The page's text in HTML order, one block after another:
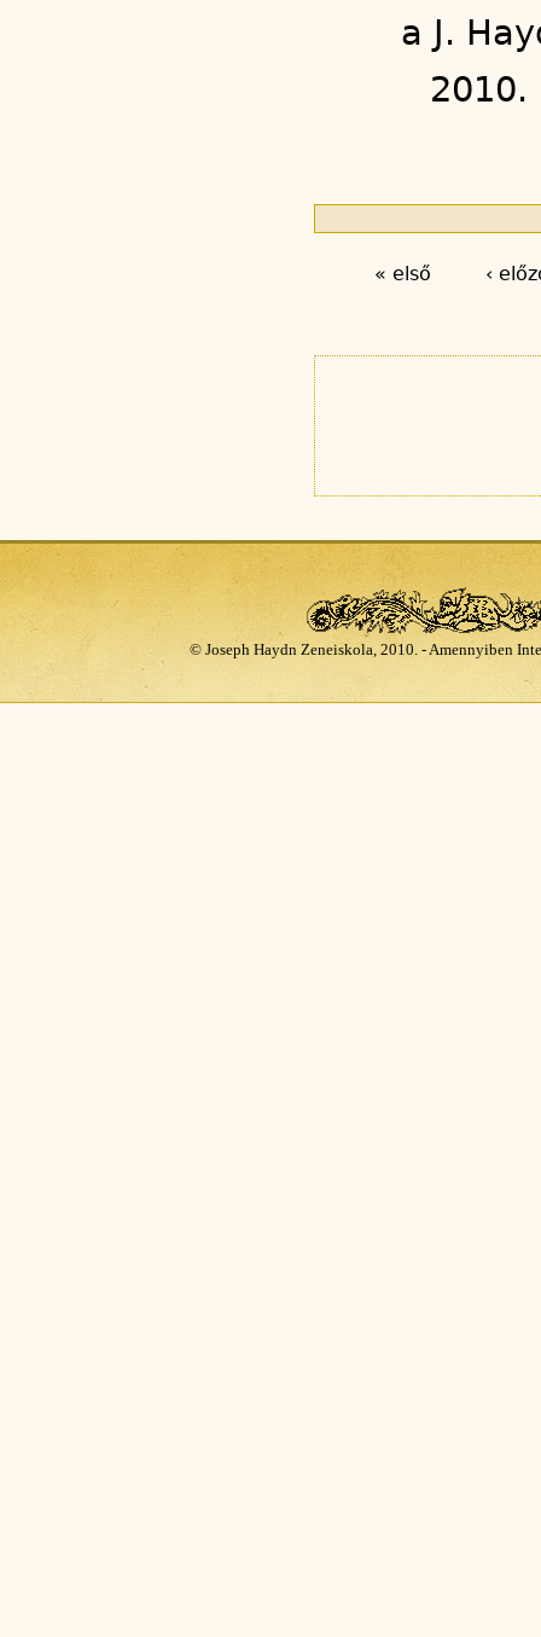
a J.
2010.
« első ‹
© Joseph Haydn Zeneiskola, 2010. - Amennyiben